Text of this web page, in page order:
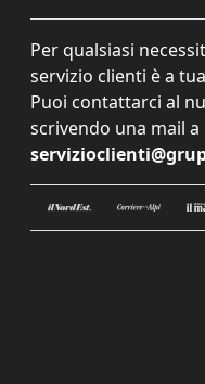
Per qualsiasi
servizio clienti è a
Puoi contattarci al
scrivendo una mail a